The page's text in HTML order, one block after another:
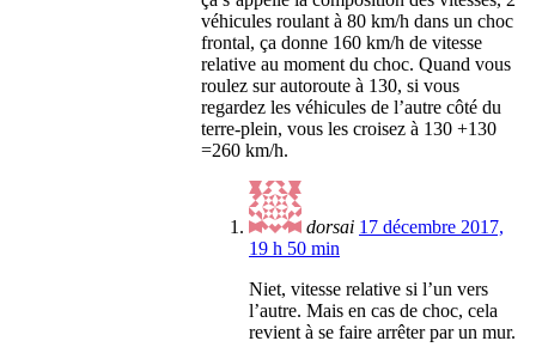
véhicules roulant à 80 km/h dans un choc
frontal, ça donne 160 km/h de vitesse
relative au moment du choc. Quand vous
roulez sur autoroute à 130, si vous
regardez les véhicules de l’autre côté du
terre-plein, vous les croisez à 130 +130
=260 km/h.
dorsai 17 décembre 2017,
19 h 50 min
Niet, vitesse relative si l’un vers
l’autre. Mais en cas de choc, cela
revient à se faire arrêter par un mur.